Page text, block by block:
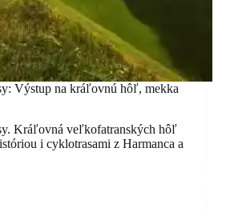
Výstup na kráľovnú hôľ, mekka
Kráľovná veľkofatranských hôľ
i cyklotrasami z Harmanca a